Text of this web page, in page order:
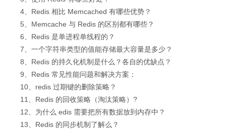
4、Redis 相比 Memcached 有哪些优势？
5、Memcache 与 Redis 的区别都有哪些？
6、Redis 是单进程单线程的？
7、一个字符串类型的值能存储最大容量是多少？
8、Redis 的持久化机制是什么？各自的优缺点？
9、Redis 常见性能问题和解决方案：
10、redis 过期键的删除策略？
11、Redis 的回收策略（淘汰策略）?
12、为什么 edis 需要把所有数据放到内存中？
13、Redis 的同步机制了解么？